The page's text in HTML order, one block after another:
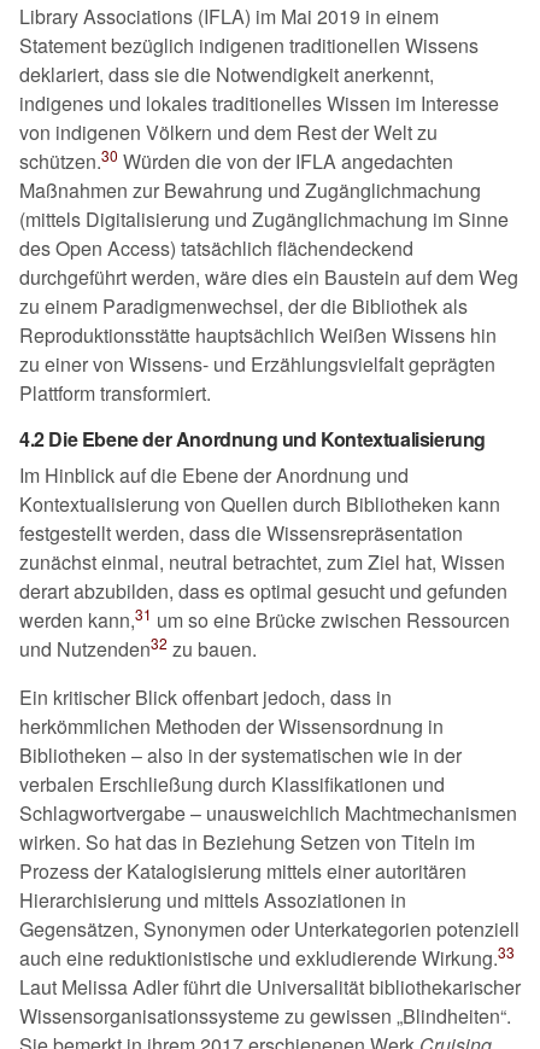
Library Associations (IFLA) im Mai 2019 in einem
Statement bezüglich indigenen traditionellen Wissens
deklariert, dass sie die Notwendigkeit anerkennt,
indigenes und lokales traditionelles Wissen im Interesse
von indigenen Völkern und dem Rest der Welt zu
schützen.30 Würden die von der IFLA angedachten
Maßnahmen zur Bewahrung und Zugänglichmachung
(mittels Digitalisierung und Zugänglichmachung im Sinne
des Open Access) tatsächlich flächendeckend
durchgeführt werden, wäre dies ein Baustein auf dem Weg
zu einem Paradigmenwechsel, der die Bibliothek als
Reproduktionsstätte hauptsächlich Weißen Wissens hin
zu einer von Wissens- und Erzählungsvielfalt geprägten
Plattform transformiert.
4.2 Die Ebene der Anordnung und Kontextualisierung
Im Hinblick auf die Ebene der Anordnung und
Kontextualisierung von Quellen durch Bibliotheken kann
festgestellt werden, dass die Wissensrepräsentation
zunächst einmal, neutral betrachtet, zum Ziel hat, Wissen
derart abzubilden, dass es optimal gesucht und gefunden
werden kann,31 um so eine Brücke zwischen Ressourcen
und Nutzenden32 zu bauen.
Ein kritischer Blick offenbart jedoch, dass in
herkömmlichen Methoden der Wissensordnung in
Bibliotheken – also in der systematischen wie in der
verbalen Erschließung durch Klassifikationen und
Schlagwortvergabe – unausweichlich Machtmechanismen
wirken. So hat das in Beziehung Setzen von Titeln im
Prozess der Katalogisierung mittels einer autoritären
Hierarchisierung und mittels Assoziationen in
Gegensätzen, Synonymen oder Unterkategorien potenziell
auch eine reduktionistische und exkludierende Wirkung.33
Laut Melissa Adler führt die Universalität bibliothekarischer
Wissensorganisationssysteme zu gewissen Blindheiten .